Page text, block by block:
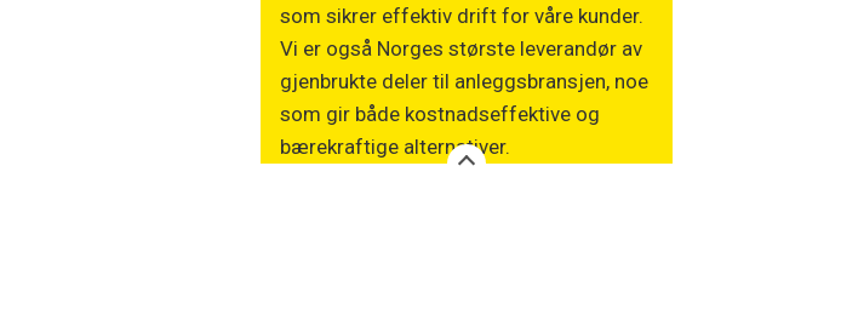
som sikrer effektiv drift for våre kunder.
Vi er også Norges største leverandør av
gjenbrukte deler til anleggsbransjen, noe
som gir både kostnadseffektive og
bærekraftige alternativer.